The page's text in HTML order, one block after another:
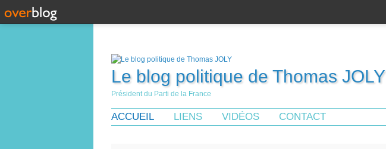
Le blog politique de Thomas JOLY
Président du Parti de la France
ACCUEIL LIENS VIDÉOS CONTACT